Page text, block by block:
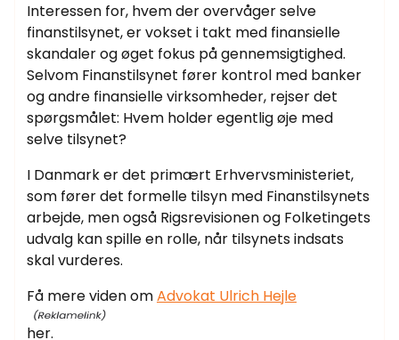
Interessen for, hvem der overvåger selve
finanstilsynet, er vokset i takt med finansielle
skandaler og øget fokus på gennemsigtighed.
Selvom Finanstilsynet fører kontrol med banker
og andre finansielle virksomheder, rejser det
spørgsmålet: Hvem holder egentlig øje med
selve tilsynet?
I Danmark er det primært Erhvervsministeriet,
som fører det formelle tilsyn med Finanstilsynets
arbejde, men også Rigsrevisionen og Folketingets
udvalg kan spille en rolle, når tilsynets indsats
skal vurderes.
Få mere viden omAdvokat Ulrich Hejle
her.